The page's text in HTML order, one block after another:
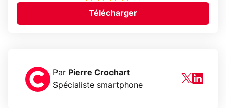
Télécharger
Par Pierre Crochart
Spécialiste smartphone